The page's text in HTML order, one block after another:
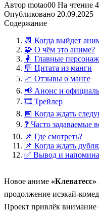
Автор motao00 На чтение
Опубликовано 20.09.2025
Содержание
📆 Когда выйдет
🧩 О чём это аниме?
🧍 Главные
💬 Цитата из манги
📈 Отзывы о манге
📢 Анонс и
🎞️ Трейлер
📅 Когда ждать
❓ Часто задаваемые
📌 Где смотреть?
📌 Когда ждать
✅ Вывод и
Новое аниме «Клеватесс»
продолжение исэкай-
Проект привлёк внимание